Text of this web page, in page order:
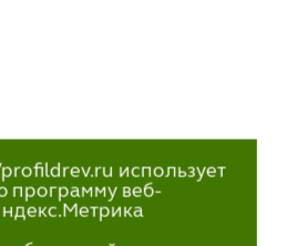
использует
программу веб-